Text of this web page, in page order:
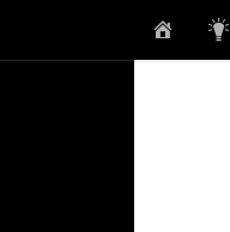
Skip to content Accueil